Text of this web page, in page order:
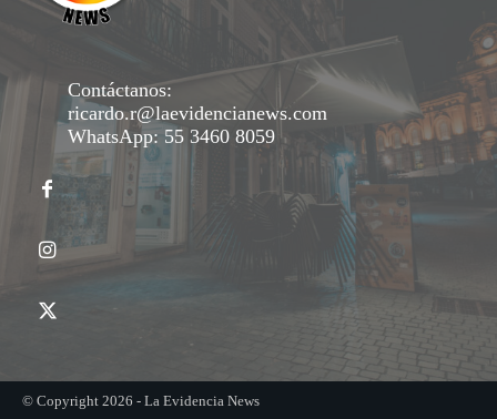
Contáctanos:
ricardo.r@laevidencianews.com
WhatsApp: 55 3460 8059
© Copyright 2026 - La Evidencia News